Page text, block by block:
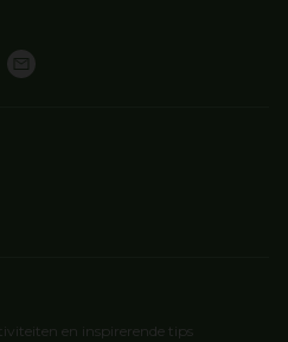
en inspirerende tips